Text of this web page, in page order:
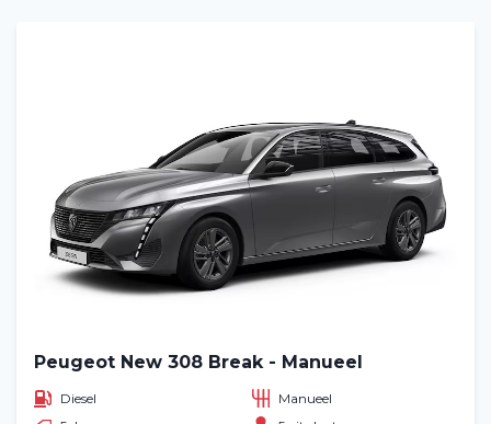
Peugeot New 308 Break - Manueel
Diesel
Manueel